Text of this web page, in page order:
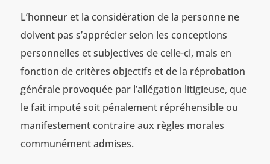
L’honneur et la considération de la personne ne
doivent pas s’apprécier selon les conceptions
personnelles et subjectives de celle-ci, mais en
fonction de critères objectifs et de la réprobation
générale provoquée par l’allégation litigieuse, que
le fait imputé soit pénalement répréhensible ou
manifestement contraire aux règles morales
communément admises.